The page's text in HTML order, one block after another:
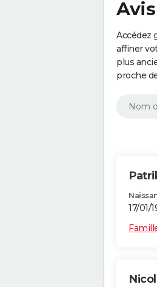
Accédez
affiner
plus
proche
17/01/